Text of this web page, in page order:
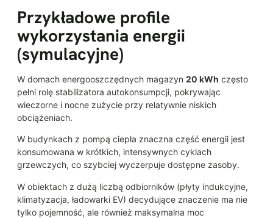
Przykładowe profile
wykorzystania energii
(symulacyjne)
W domach energooszczędnych magazyn 20 kWh często
pełni rolę stabilizatora autokonsumpcji, pokrywając
wieczorne i nocne zużycie przy relatywnie niskich
obciążeniach.
W budynkach z pompą ciepła znaczna część energii jest
konsumowana w krótkich, intensywnych cyklach
grzewczych, co szybciej wyczerpuje dostępne zasoby.
W obiektach z dużą liczbą odbiorników (płyty indukcyjne,
klimatyzacja, ładowarki EV) decydujące znaczenie ma nie
tylko pojemność, ale również maksymalna moc